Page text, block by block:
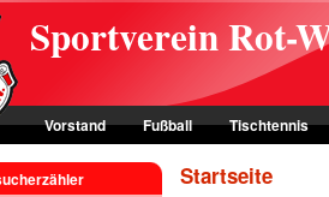
Sportverein Rot-
Vorstand Fußball Tischtennis
Startseite